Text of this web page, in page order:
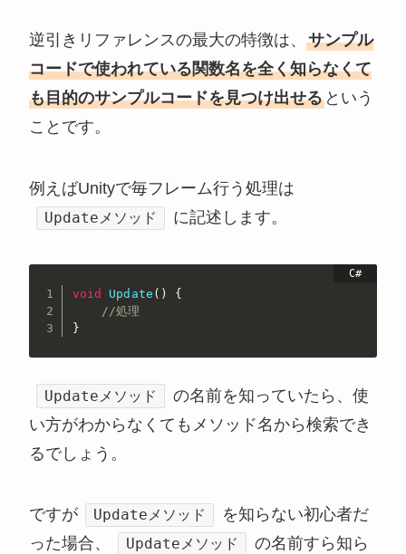
逆引きリファレンスの最大の特徴は、サンプル
コードで使われている関数名を全く知らなくて
も目的のサンプルコードを見つけ出せる という
ことです。
例えばUnityで毎フレーム行う処理は
Updateメソッド に記述します。
void Update ( )
{
//処理
}
Updateメソッド
の名前を知っていたら、使
い方がわからなくてもメソッド名から検索でき
るでしょう。
ですが Updateメソッド
を知らない初心者だ
った場合、
Updateメソッド
の名前すら知ら